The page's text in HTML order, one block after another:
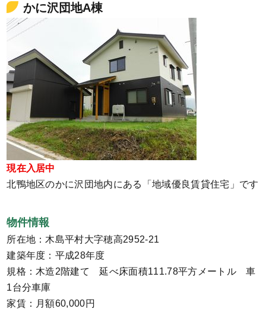
かに沢団地A棟
現在入居中
北鴨地区のかに沢団地内にある「地域優良賃貸住宅」です
物件情報
所在地：木島平村大字穂高2952-21
建築年度：平成28年度
規格：木造2階建て 延べ床面積111.78平方メートル 車
1台分車庫
家賃：月額60,000円